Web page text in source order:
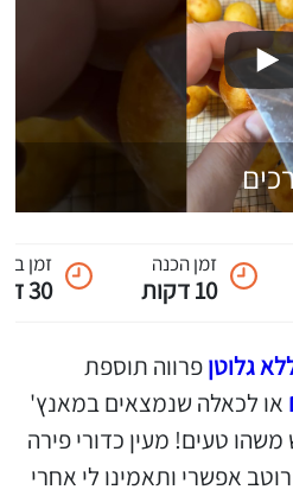
זמן הכנה
10 דקות
זמן
30 דקות
גלוטןפרווה תוספת
או לכאלה שנמצאים במאנץ'
משהו טעים! מעין כדורי פירה
אפשרי ותאמינו לי אחרי